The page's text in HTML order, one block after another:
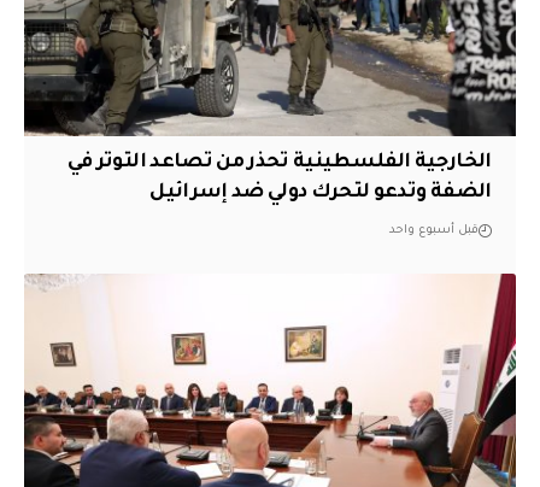
الخارجية الفلسطينية تحذر من تصاعد التوتر في
الضفة وتدعو لتحرك دولي ضد إسرائيل
قبل أسبوع واحد